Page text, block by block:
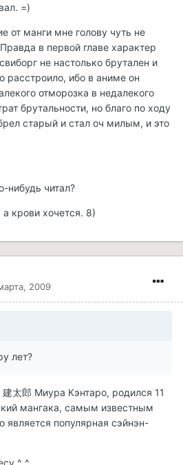
=)
от манги мне голову чуть не
в первой главе характер
не настолько брутален и
расстроило, ибо в аниме он
отморозка в недалекого
брутальности, но благо по ходу
старый и стал оч милым, и это
нибудь читал?
крови хочется. 8)
2009
лет?
太郎 Миура Кэнтаро, родился 11
мангака, самым известным
является популярная сэйнэн-
^_^